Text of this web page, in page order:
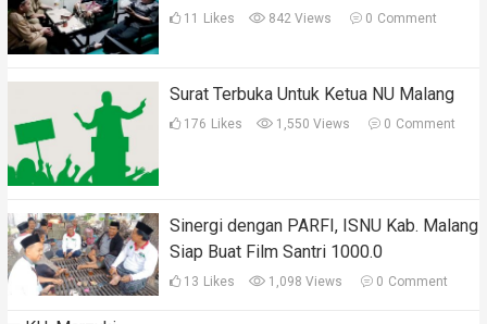
11 Likes 842 Views 0 Comment
Surat Terbuka Untuk Ketua NU Malang
176 Likes 1,550 Views 0 Comment
Sinergi dengan PARFI, ISNU Kab. Malang
Siap Buat Film Santri 1000.0
13 Likes 1,098 Views 0 Comment